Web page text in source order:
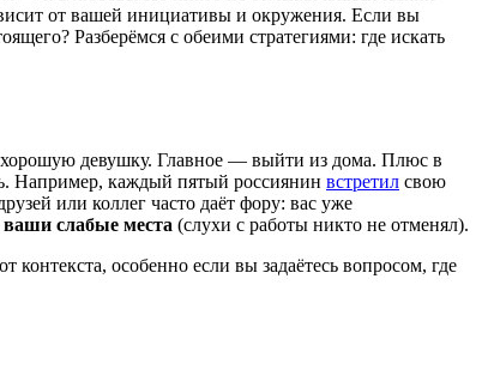
от вашей инициативы и окружения. Если вы
Разберёмся с обеими стратегиями: где искать
хорошую девушку. Главное — выйти из дома. Плюс в
Например, каждый пятый россиянин встретил свою
или коллег часто даёт фору: вас уже
слабые места (слухи с работы никто не отменял).
особенно если вы задаётесь вопросом, где